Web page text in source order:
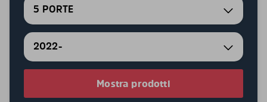
5 PORTE
2022-
Mostra prodotti